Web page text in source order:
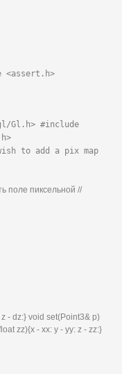
<assert.h>
Gl.h> #include
to add a pix map
поле пиксельной //
- dz:} void set(Point3& p)
zz){x - xx: у - yy: z - zz:}